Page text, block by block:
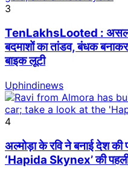
3
TenLakhsLooted :
बदमाशों का तांडव, बंधक
बाइक लूटी
Uphindinews
4
अल्मोड़ा के रवि ने बनाई देश
‘Hapida Skynex’ की